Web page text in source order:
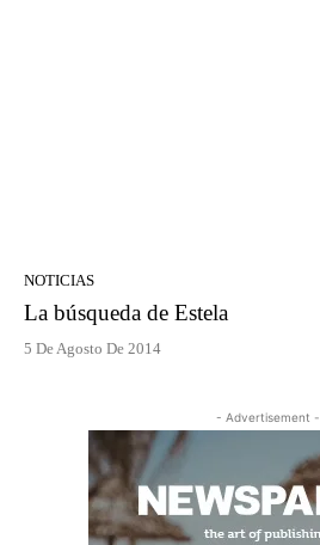
NOTICIAS
La búsqueda de Estela
5 De Agosto De 2014
- Advertisement -